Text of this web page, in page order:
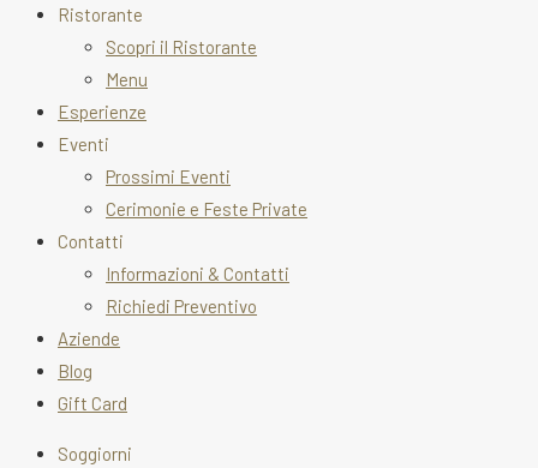
Ristorante
Scopri il Ristorante
Menu
Esperienze
Eventi
Prossimi Eventi
Cerimonie e Feste Private
Contatti
Informazioni & Contatti
Richiedi Preventivo
Aziende
Blog
Gift Card
Soggiorni